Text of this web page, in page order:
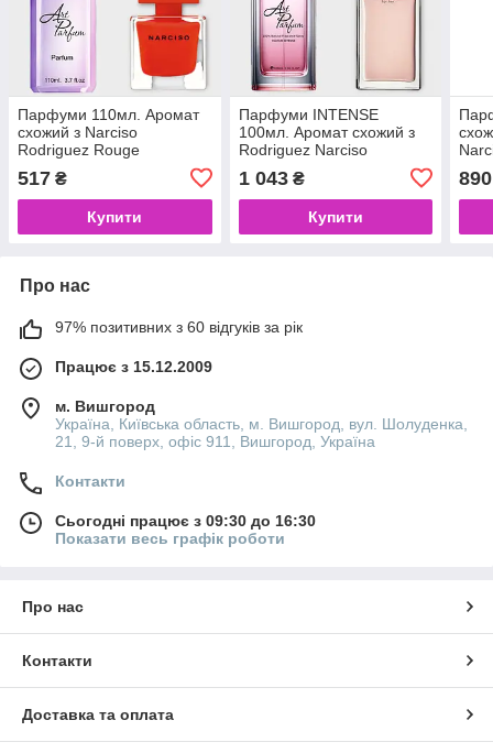
Парфуми 110мл. Аромат
схожий з Narciso
Rodriguez Rouge
517 ₴
Купити
Парфуми INTENSE
100мл. Аромат схожий з
Rodriguez Narciso
1 043₴
Купити
890
Про нас
97% позитивних з 60 відгуків за рік
Працює з 15.12.2009
м. Вишгород
Україна, Київська область, м. Вишгород, вул. Шолуденка,
21, 9-й поверх, офіс 911, Вишгород, Україна
Контакти
Сьогодні працює з 09:30 до 16:30
Показати весь графік роботи
Про нас
Контакти
Доставка та оплата